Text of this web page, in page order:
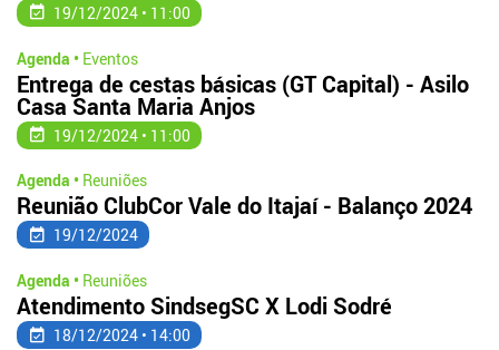
19/12/2024 • 11:00
Agenda • Eventos
Entrega de cestas básicas (GT Capital) - Asilo
Casa Santa Maria Anjos
19/12/2024 • 11:00
Agenda • Reuniões
Reunião ClubCor Vale do Itajaí - Balanço 2024
19/12/2024
Agenda • Reuniões
Atendimento SindsegSC X Lodi Sodré
18/12/2024 • 14:00